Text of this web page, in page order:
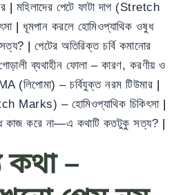
| মহিলাদের পেটে ফাটা দাগ (Stretch
| ধূমপান করলে হোমিওপ্যাথিক ওষুধ
| পেটের অতিরিক্ত চর্বি কমানোর
ব্যথাহীন ফোলা – কারণ, করণীয় ও
(লিপোমা) – চর্বিযুক্ত নরম টিউমার |
Marks) – হোমিওপ্যাথিক চিকিৎসা |
কাজ করে না—এ কথাটি কতটুকু সত্য? |
কথা –